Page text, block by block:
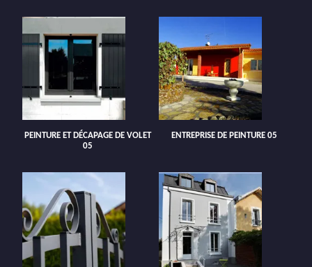
PEINTURE ET DÉCAPAGE DE VOLET
05
ENTREPRISE DE PEINTURE 05